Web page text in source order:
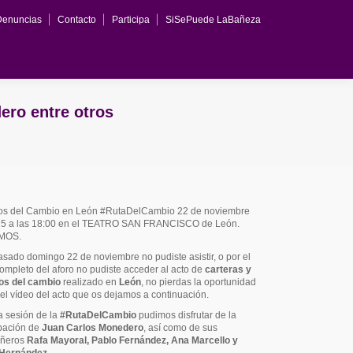
Contacto Participa SiSePuede LaBañeza
entre otros
del Cambio en León #RutaDelCambio 22 de noviembre
a las 18:00 en el TEATRO SAN FRANCISCO de León.
domingo 22 de noviembre no pudiste asistir, o por el
del aforo no pudiste acceder al acto de carteras y
del cambiorealizado en León, no pierdas la oportunidad
vídeo del acto que os dejamos a continuación.
sesión de la #RutaDelCambiopudimos disfrutar de la
de Juan Carlos Monedero, así como de sus
Rafa Mayoral, Pablo Fernández, Ana Marcello y